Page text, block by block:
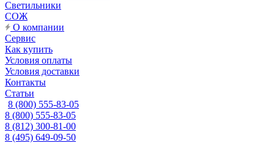
Светильники
СОЖ
О компании
Сервис
Как купить
Условия оплаты
Условия доставки
Контакты
Статьи
8 (800) 555-83-05
8 (800) 555-83-05
8 (812) 300-81-00
8 (495) 649-09-50